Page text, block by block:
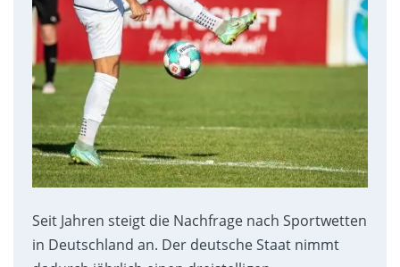
Seit Jahren steigt die Nachfrage nach Sportwetten
in Deutschland an. Der deutsche Staat nimmt